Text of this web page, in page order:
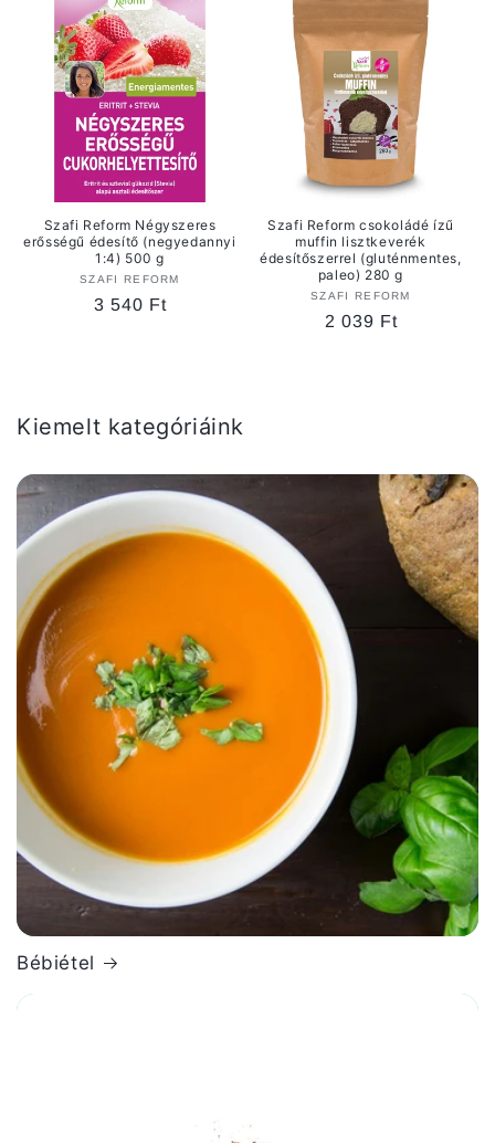
Szafi Reform Négyszeres
erősségű édesítő (negyedannyi
1:4) 500 g
Forgalmazó:
SZAFI REFORM
Normál
3 540 Ft
Szafi Reform csokoládé ízű
muffin lisztkeverék
édesítőszerrel (gluténmentes,
paleo) 280 g
Forgalmazó:
SZAFI REFORM
Normál
2 039 Ft
Kiemelt kategóriáink
Bébiétel